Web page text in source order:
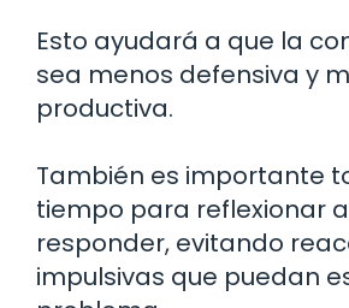
Esto ayudará a que la
sea menos defensiva y
productiva.
También es importante
tiempo para reflexionar
responder, evitando
impulsivas que puedan